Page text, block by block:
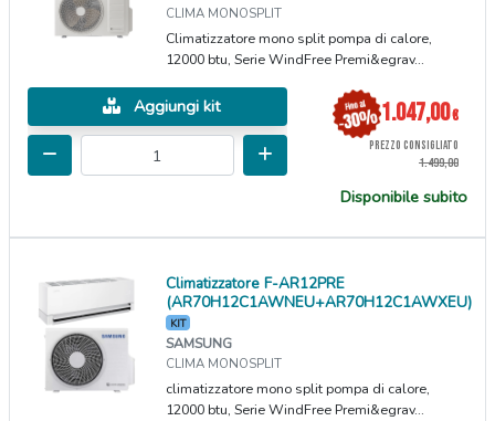
CLIMA MONOSPLIT
Climatizzatore mono split pompa di calore,
12000 btu, Serie WindFree Premi&egrav...
Aggiungi kit 1.047,00€
PREZZO CONSIGLIATO
1.499,00
Disponibile subito
Climatizzatore F-AR12PRE
(AR70H12C1AWNEU+AR70H12C1AWXEU)
KIT
SAMSUNG
CLIMA MONOSPLIT
climatizzatore mono split pompa di calore,
12000 btu, Serie WindFree Premi&egrav...